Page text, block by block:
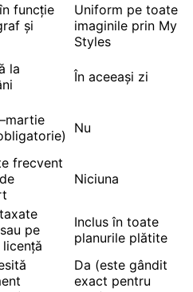
funcție
și
Uniform pe toate
imaginile prin My
Styles
la
În aceeași zi
Nu
frecvent
Niciuna
pe
Inclus în toate
planurile plătite
Da (este gândit
exact pentru